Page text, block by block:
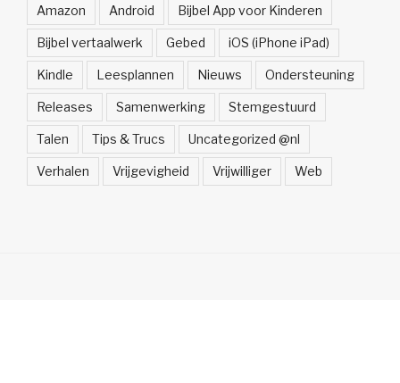
Amazon Android Bijbel App voor Kinderen
Bijbel vertaalwerk Gebed iOS (iPhone iPad)
Kindle Leesplannen Nieuws Ondersteuning
Releases Samenwerking Stemgestuurd
Talen Tips & Trucs Uncategorized @nl
Verhalen Vrijgevigheid Vrijwilliger Web